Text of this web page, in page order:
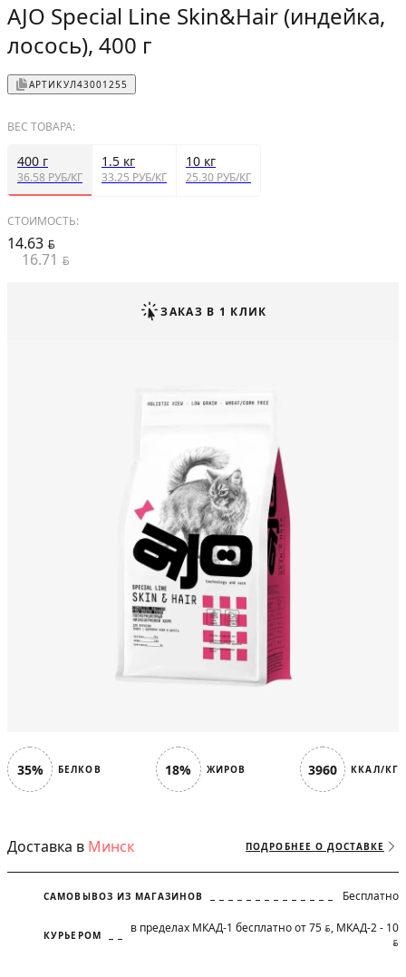
35% БЕЛКОВ 18% ЖИРОВ 3960 ККАЛ/КГ
Доставка в Минск ПОДРОБНЕЕ О ДОСТАВКЕ
САМОВЫВОЗ ИЗ МАГАЗИНОВ Бесплатно
КУРЬЕРОМ в пределах МКАД-1 бесплатно от 75 BYN, МКАД-2 - 10
BYN
AJO Special Line Skin&Hair (индейка,
лосось), 400 г
АРТИКУЛ43001255
ВЕС ТОВАРА:
400 г
36.58 РУБ/КГ
1.5 кг
33.25 РУБ/КГ
10 кг
25.30 РУБ/КГ
СТОИМОСТЬ:
14.63 BYN
16.71 BYN
ЗАКАЗ В 1 КЛИК